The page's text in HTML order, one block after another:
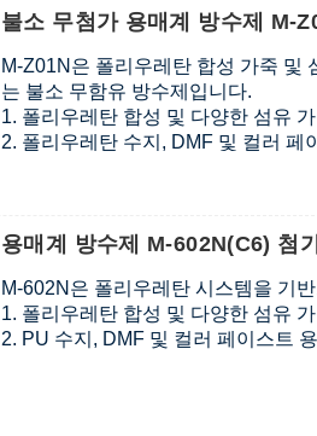
불소 무첨가 용매계 방수제 M-
M-Z01N은 폴리우레탄 합성 가죽 및
는 불소 무함유 방수제입니다.
1. 폴리우레탄 합성 및 다양한 섬유
2. 폴리우레탄 수지, DMF 및 컬러 페
용매계 방수제 M-602N(C6) 첨
M-602N은 폴리우레탄 시스템을 기
1. 폴리우레탄 합성 및 다양한 섬유
2. PU 수지, DMF 및 컬러 페이스트